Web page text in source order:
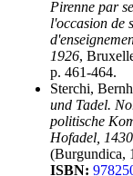
Pirenne par
l'occasion de
1926,
p. 461-464.
Sterchi,
und Tadel.
politische
Hofadel,
(Burgundica,
ISBN: